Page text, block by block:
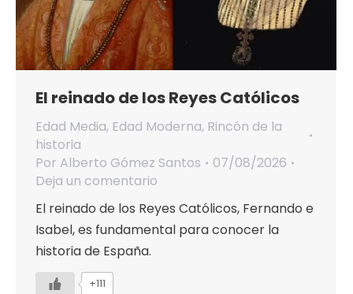
El reinado de los Reyes Católicos
Edad Media, Edad Moderna, Rincón de la
historia
Por Alberto Gómez Santos
07/08/2026
Deja un comentario
El reinado de los Reyes Católicos, Fernando e
Isabel, es fundamental para conocer la
historia de España.
+111